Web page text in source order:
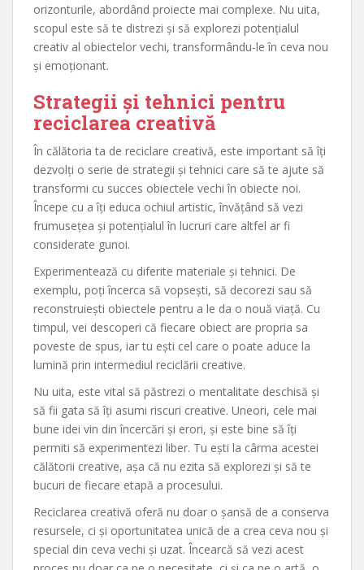
orizonturile, abordând proiecte mai complexe. Nu uita,
scopul este să te distrezi și să explorezi potențialul
creativ al obiectelor vechi, transformându-le în ceva nou
și emoționant.
Strategii și tehnici pentru
reciclarea creativă
În călătoria ta de reciclare creativă, este important să îți
dezvolți o serie de strategii și tehnici care să te ajute să
transformi cu succes obiectele vechi în obiecte noi.
Începe cu a îți educa ochiul artistic, învățând să vezi
frumusețea și potențialul în lucruri care altfel ar fi
considerate gunoi.
Experimentează cu diferite materiale și tehnici. De
exemplu, poți încerca să vopsești, să decorezi sau să
reconstruiești obiectele pentru a le da o nouă viață. Cu
timpul, vei descoperi că fiecare obiect are propria sa
poveste de spus, iar tu ești cel care o poate aduce la
lumină prin intermediul reciclării creative.
Nu uita, este vital să păstrezi o mentalitate deschisă și
să fii gata să îți asumi riscuri creative. Uneori, cele mai
bune idei vin din încercări și erori, și este bine să îți
permiti să experimentezi liber. Tu ești la cârma acestei
călătorii creative, așa că nu ezita să explorezi și să te
bucuri de fiecare etapă a procesului.
Reciclarea creativă oferă nu doar o șansă de a conserva
resursele, ci și oportunitatea unică de a crea ceva nou și
special din ceva vechi și uzat. Încearcă să vezi acest